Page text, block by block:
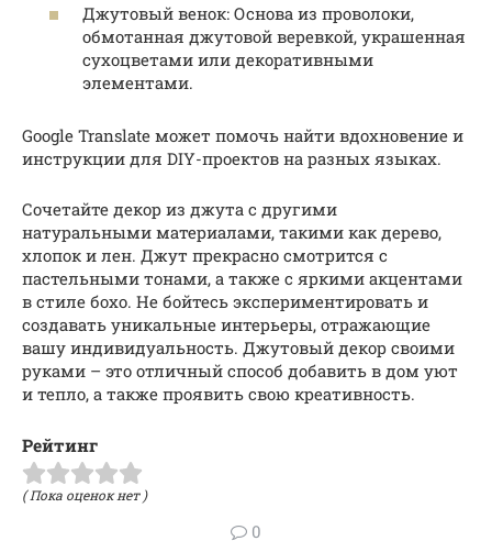
Джутовый венок: Основа из проволоки,
обмотанная джутовой веревкой, украшенная
сухоцветами или декоративными
элементами.
Google Translate может помочь найти вдохновение и
инструкции для DIY-проектов на разных языках.
Сочетайте декор из джута с другими
натуральными материалами, такими как дерево,
хлопок и лен. Джут прекрасно смотрится с
пастельными тонами, а также с яркими акцентами
в стиле бохо. Не бойтесь экспериментировать и
создавать уникальные интерьеры, отражающие
вашу индивидуальность. Джутовый декор своими
руками – это отличный способ добавить в дом уют
и тепло, а также проявить свою креативность.
Рейтинг
( Пока оценок нет )
0